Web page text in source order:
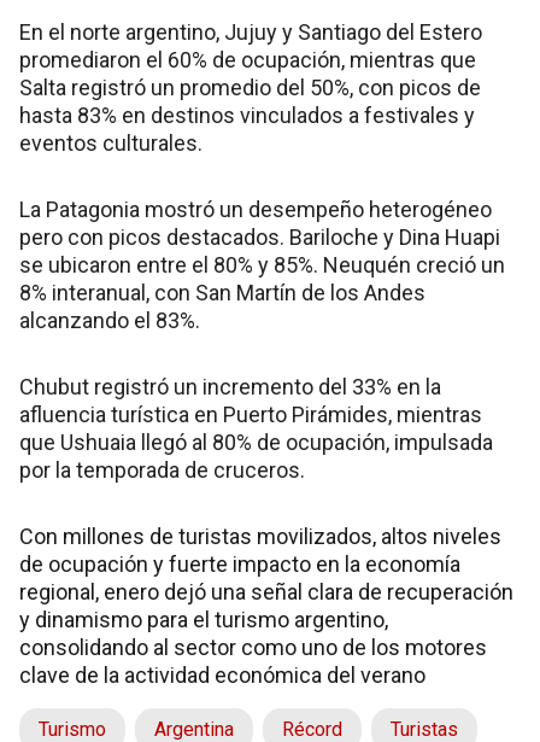
En el norte argentino, Jujuy y Santiago del Estero
promediaron el 60% de ocupación, mientras que
Salta registró un promedio del 50%, con picos de
hasta 83% en destinos vinculados a festivales y
eventos culturales.
La Patagonia mostró un desempeño heterogéneo
pero con picos destacados. Bariloche y Dina Huapi
se ubicaron entre el 80% y 85%. Neuquén creció un
8% interanual, con San Martín de los Andes
alcanzando el 83%.
Chubut registró un incremento del 33% en la
afluencia turística en Puerto Pirámides, mientras
que Ushuaia llegó al 80% de ocupación, impulsada
por la temporada de cruceros.
Con millones de turistas movilizados, altos niveles
de ocupación y fuerte impacto en la economía
regional, enero dejó una señal clara de recuperación
y dinamismo para el turismo argentino,
consolidando al sector como uno de los motores
clave de la actividad económica del verano
Turismo Argentina Récord Turistas